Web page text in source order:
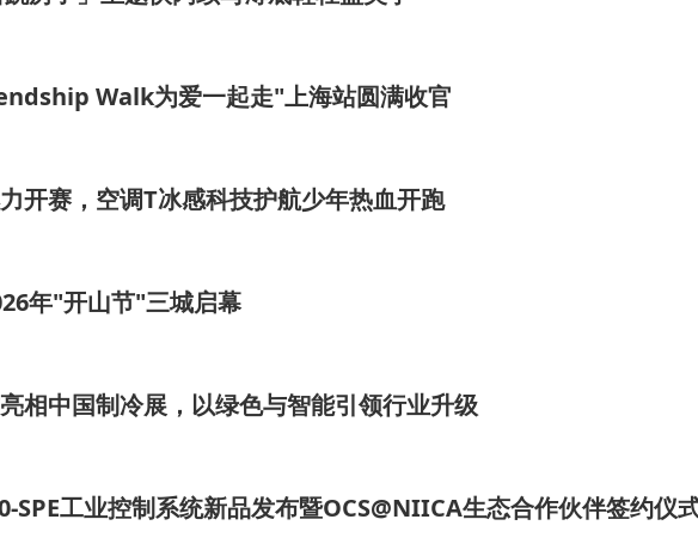
Walk为爱一起走"上海站圆满收官
开赛，空调T冰感科技护航少年热血开跑
年"开山节"三城启幕
相中国制冷展，以绿色与智能引领行业升级
SPE工业控制系统新品发布暨OCS@NIICA生态合作伙伴签约仪